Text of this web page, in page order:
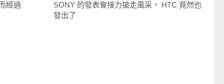
經過
SONY 的發表會接力搶走風采， HTC 竟然也
發出了